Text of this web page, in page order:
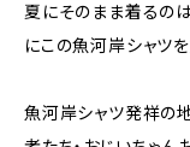
夏にそのまま着るの
にこの魚河岸シャツ
魚河岸シャツ発祥の